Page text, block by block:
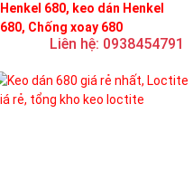
Henkel 680, keo dán Henkel
680, Chống xoay 680
Liên hệ: 0938454791